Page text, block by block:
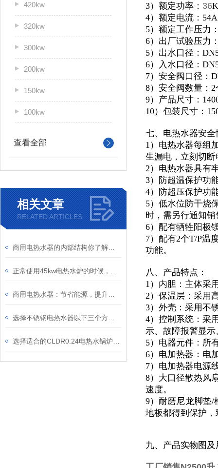
420kw
320kw
300kw
200kw
150kw
100kw
查看全部
相关文章
RELATED ARTICLES
3）额定功率： 36
4）额定电流：54A
5）额定工作压力
6）出厂试验压力
5）出水口径：
6）入水口径：
7）安全阀口径：
8）安全阀数量：2
9）产品尺寸：
10）包装尺寸：
七、电热水器安全
1）电热水器每组
生漏电，立刻切
2）电热水器具有
3）防超温保护功
4）防超压保护功
5）低水位防干烧
时，需另行通知
6）配有牺牲阳极
7）配有2个T/P温
功能。
八、产品特点：
1）内胆：主体采
2）保温层：采用
3）外壳：采用不
4）控制系统：采
示、故障报警显
5）电器元件：所
6）电加热器：电
7）电加热器电源
8）大口径散热风
速度。
9）耐磨尼龙脚垫/
地板都得到保护
九、产品实物图